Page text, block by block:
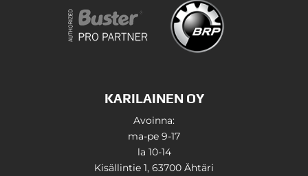
KARILAINEN OY
Avoinna:
ma-pe 9-17
la 10-14
Kisällintie 1, 63700 Ähtäri